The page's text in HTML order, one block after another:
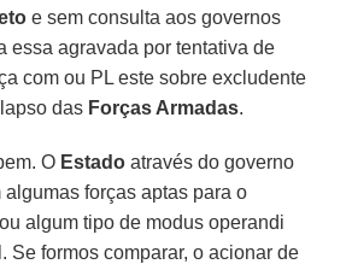
e sem consulta aos governos
essa agravada por tentativa de
com ou PL este sobre excludente
das Forças Armadas.
O Estado através do governo
forças aptas para o
algum tipo de modus operandi
Se formos comparar, o acionar de